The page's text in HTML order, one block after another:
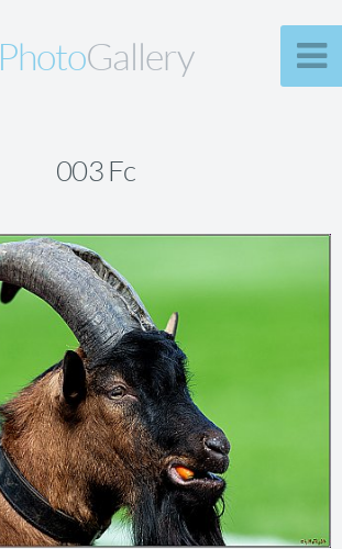
PhotoGallery
003 Fc